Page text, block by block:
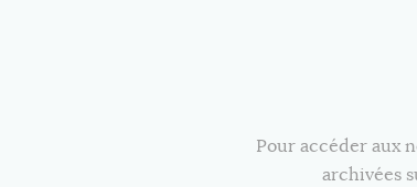
Pour accéder aux
archivées